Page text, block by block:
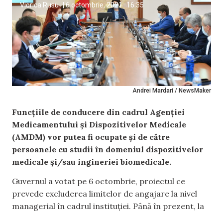
Andrei Mardari / NewsMaker
Viorica Rusu |6 octombrie, 2021 16:35
Funcțiile de conducere din cadrul Agenției
Medicamentului și Dispozitivelor Medicale
(AMDM) vor putea fi ocupate și de către
persoanele cu studii în domeniul dispozitivelor
medicale și/sau ingineriei biomedicale.
Guvernul a votat pe 6 octombrie, proiectul ce
prevede excluderea limitelor de angajare la nivel
managerial în cadrul instituției. Până în prezent, la